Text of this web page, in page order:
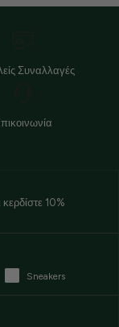
Συναλλαγές
10%
Sneakers